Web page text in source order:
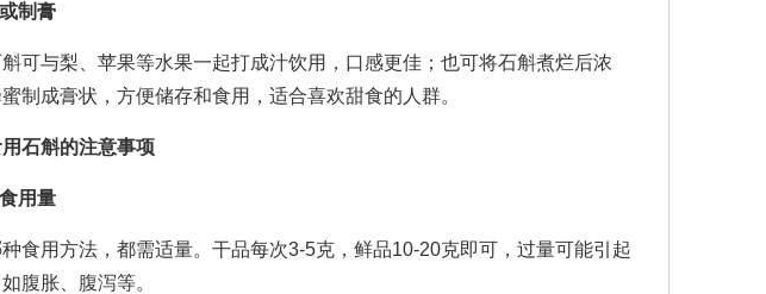
制膏
与梨、苹果等水果一起打成汁饮用，口感更佳；也可将石斛煮烂后浓
制成膏状，方便储存和食用，适合喜欢甜食的人群。
石斛的注意事项
用量
用方法，都需适量。干品每次3-5克，鲜品10-20克即可，过量可能引起
腹胀、腹泻等。